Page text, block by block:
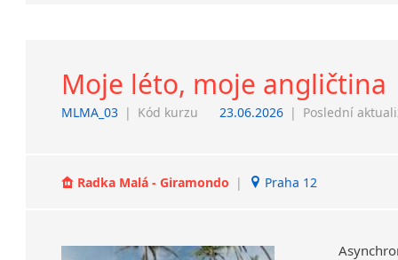
Moje léto, moje angličtina
MLMA_03 | Kód kurzu 23.06.2026 | Poslední
Radka Malá - Giramondo | Praha 12